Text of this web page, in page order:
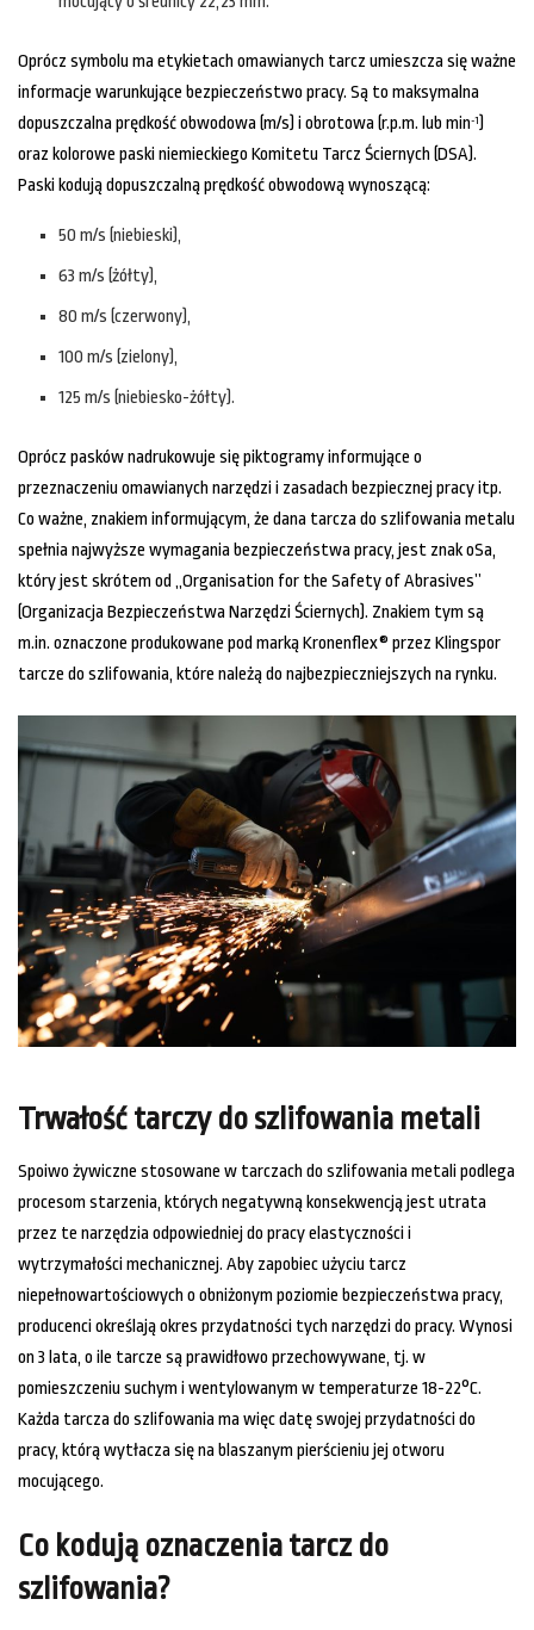
Oprócz symbolu ma etykietach omawianych tarcz umieszcza się ważne
informacje warunkujące bezpieczeństwo pracy. Są to maksymalna
dopuszczalna prędkość obwodowa (m/s) i obrotowa (r.p.m. lub min-1 )
oraz kolorowe paski niemieckiego Komitetu Tarcz Ściernych (DSA).
Paski kodują dopuszczalną prędkość obwodową wynoszącą:
50 m/s (niebieski),
63 m/s (żółty),
80 m/s (czerwony),
100 m/s (zielony),
125 m/s (niebiesko-żółty).
Oprócz pasków nadrukowuje się piktogramy informujące o
przeznaczeniu omawianych narzędzi i zasadach bezpiecznej pracy itp.
Co ważne, znakiem informującym, że dana tarcza do szlifowania metalu
spełnia najwyższe wymagania bezpieczeństwa pracy, jest znak oSa,
który jest skrótem od „Organisation for the Safety of Abrasives”
(Organizacja Bezpieczeństwa Narzędzi Ściernych). Znakiem tym są
m.in. oznaczone produkowane pod marką Kronenflex® przez Klingspor
tarcze do szlifowania, które należą do najbezpieczniejszych na rynku.
Trwałość tarczy do szlifowania metali
Spoiwo żywiczne stosowane w tarczach do szlifowania metali podlega
procesom starzenia, których negatywną konsekwencją jest utrata
przez te narzędzia odpowiedniej do pracy elastyczności i
wytrzymałości mechanicznej. Aby zapobiec użyciu tarcz
niepełnowartościowych o obniżonym poziomie bezpieczeństwa pracy,
producenci określają okres przydatności tych narzędzi do pracy. Wynosi
on 3 lata, o ile tarcze są prawidłowo przechowywane, tj. w
pomieszczeniu suchym i wentylowanym w temperaturze 18-22°C.
Każda tarcza do szlifowania ma więc datę swojej przydatności do
pracy, którą wytłacza się na blaszanym pierścieniu jej otworu
mocującego.
Co kodują oznaczenia tarcz do
szlifowania?